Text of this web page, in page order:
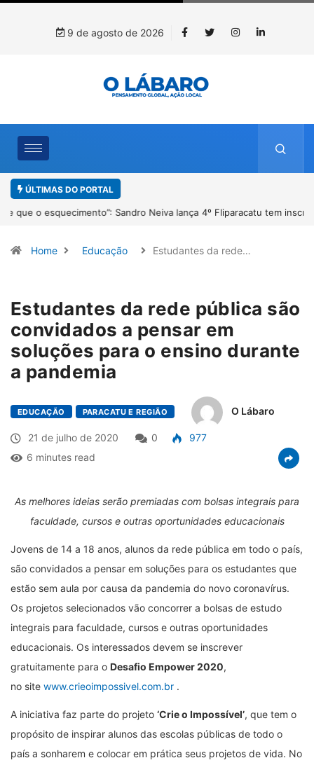
9 de agosto de 2026
ÚLTIMAS DO PORTAL
4º Fliparacatu tem inscrições abertas para o Prêmio de Redação e
Home Educação Estudantes da rede…
Estudantes da rede pública são
convidados a pensar em
soluções para o ensino durante
a pandemia
EDUCAÇÃO PARACATU E REGIÃO O Lábaro
21 de julho de 2020 0
977
6 minutes read
As melhores ideias serão premiadas com bolsas integrais para
faculdade, cursos e outras oportunidades educacionais
Jovens de 14 a 18 anos, alunos da rede pública em todo o país,
são convidados a pensar em soluções para os estudantes que
estão sem aula por causa da pandemia do novo coronavírus.
Os projetos selecionados vão concorrer a bolsas de estudo
integrais para faculdade, cursos e outras oportunidades
educacionais. Os interessados devem se inscrever
gratuitamente para o Desafio Empower 2020,
no site www.crieoimpossivel.com.br .
A iniciativa faz parte do projeto ‘Crie o Impossível’, que tem o
propósito de inspirar alunos das escolas públicas de todo o
país a sonharem e colocar em prática seus projetos de vida. No